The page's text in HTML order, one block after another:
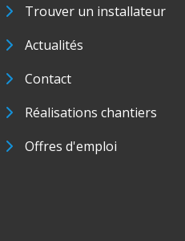
Trouver un installateur
Actualités
Contact
Réalisations chantiers
Offres d'emploi